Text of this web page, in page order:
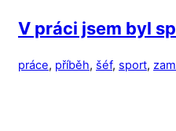
V práci jsem byl
práce, příběh, šéf, sport,